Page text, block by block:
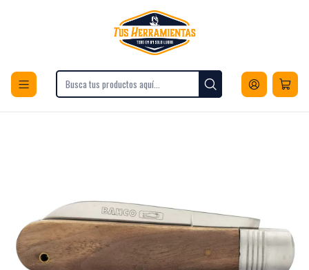
Envios a todo Chile
Herramientas Manuales
Cuchillo Electrecista M/Madera BAHCO 2820EF1